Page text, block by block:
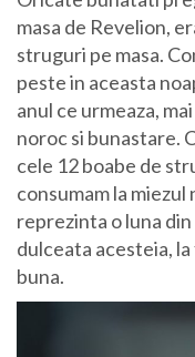
masa de Revelion,
struguri pe masa.
peste in aceasta
anul ce urmeaza,
noroc si bunastare.
cele 12 boabe de
consumam la
reprezinta o luna
dulceata acesteia,
buna.